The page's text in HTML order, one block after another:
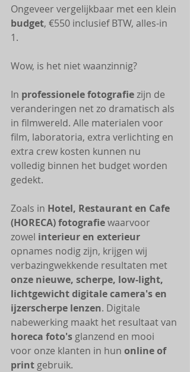
Ongeveer vergelijkbaar met een klein
budget, €550 inclusief BTW, alles-in
1.
Wow, is het niet waanzinnig?
In professionele fotografie zijn de
veranderingen net zo dramatisch als
in filmwereld. Alle materialen voor
film, laboratoria, extra verlichting en
extra crew kosten kunnen nu
volledig binnen het budget worden
gedekt.
Zoals in Hotel, Restaurant en Cafe
(HORECA) fotografie waarvoor
zowel interieur en exterieur
opnames nodig zijn, krijgen wij
verbazingwekkende resultaten met
onze nieuwe, scherpe, low-light,
lichtgewicht digitale camera's en
ijzerscherpe lenzen. Digitale
nabewerking maakt het resultaat van
horeca foto's glanzend en mooi
voor onze klanten in hun online of
print gebruik.